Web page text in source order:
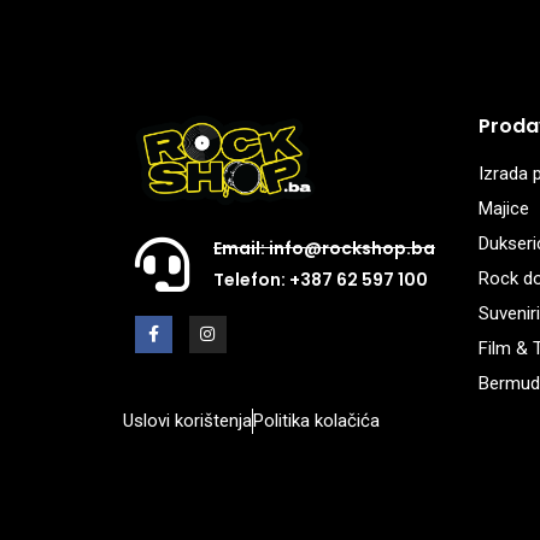
Email: info@rockshop.ba
Telefon: +387 62 597 100
Izrada
Majice
Rock
Suveniri
Film &
Uslovi korištenjaPolitika kolačića